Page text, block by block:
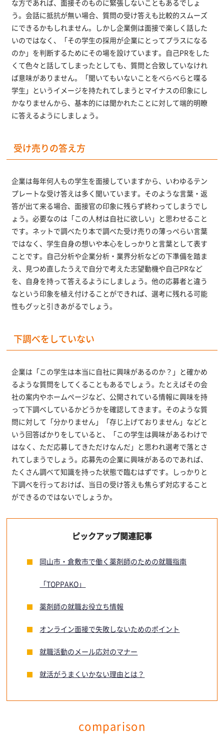
な方であれば、面接そのものに緊張しないこともあるでしょ
う。会話に抵抗が無い場合、質問の受け答えも比較的スムーズ
にできるかもしれません。しかし企業側は面接で楽しく話した
いのではなく、「その学生の採用が企業にとってプラスになる
のか」を判断するためにその場を設けています。自己PRをした
くて色々と話してしまったとしても、質問と合致していなけれ
ば意味がありません。「聞いてもいないことをべらべらと喋る
学生」というイメージを持たれてしまうとマイナスの印象にし
かなりませんから、基本的には聞かれたことに対して端的明瞭
に答えるようにしましょう。
受け売りの答え方
企業は毎年何人もの学生を面接していますから、いわゆるテン
プレートな受け答えは多く聞いています。そのような言葉・返
答が出て来る場合、面接官の印象に残らず終わってしまうでし
ょう。必要なのは「この人材は自社に欲しい」と思わせること
です。ネットで調べたり本で調べた受け売りの薄っぺらい言葉
ではなく、学生自身の想いや本心をしっかりと言葉として表す
ことです。自己分析や企業分析・業界分析などの下準備を踏ま
え、見つめ直したうえで自分で考えた志望動機や自己PRなど
を、自身を持って答えるようにしましょう。他の応募者と違う
なという印象を植え付けることができれば、選考に残れる可能
性もグッと引きあがるでしょう。
下調べをしていない
企業は「この学生は本当に自社に興味があるのか？」と確かめ
るような質問をしてくることもあるでしょう。たとえばその会
社の案内やホームぺージなど、公開されている情報に興味を持
って下調べしているかどうかを確認してきます。そのような質
問に対して「分かりません」「存じ上げておりません」などと
いう回答ばかりをしていると、「この学生は興味があるわけで
はなく、ただ応募してきただけなんだ」と思われ選考で落とさ
れてしまうでしょう。応募先の企業に興味があるのであれば、
たくさん調べて知識を持った状態で臨むはずです。しっかりと
下調べを行っておけば、当日の受け答えも焦らず対応すること
ができるのではないでしょうか。
ピックアップ関連記事
岡山市・倉敷市で働く薬剤師のための就職指南
「TOPPAKO」
薬剤師の就職お役立ち情報
オンライン面接で失敗しないためのポイント
就職活動のメール応対のマナー
就活がうまくいかない理由とは？
comparison